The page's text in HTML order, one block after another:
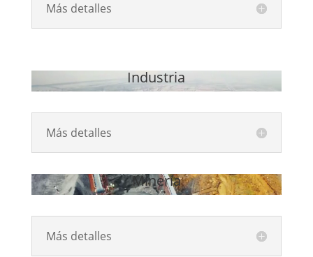
Más detalles
Reproductor
de
vídeo
Industria
Más detalles
Reproductor
de
vídeo
Minería
Más detalles